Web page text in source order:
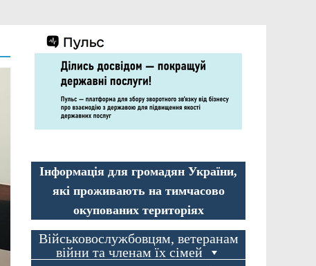
Інформація для громадян України,
які проживають на тимчасово
окупованих територіях
Військовослужбовцям, ветеранам
війни та членам їх сімей